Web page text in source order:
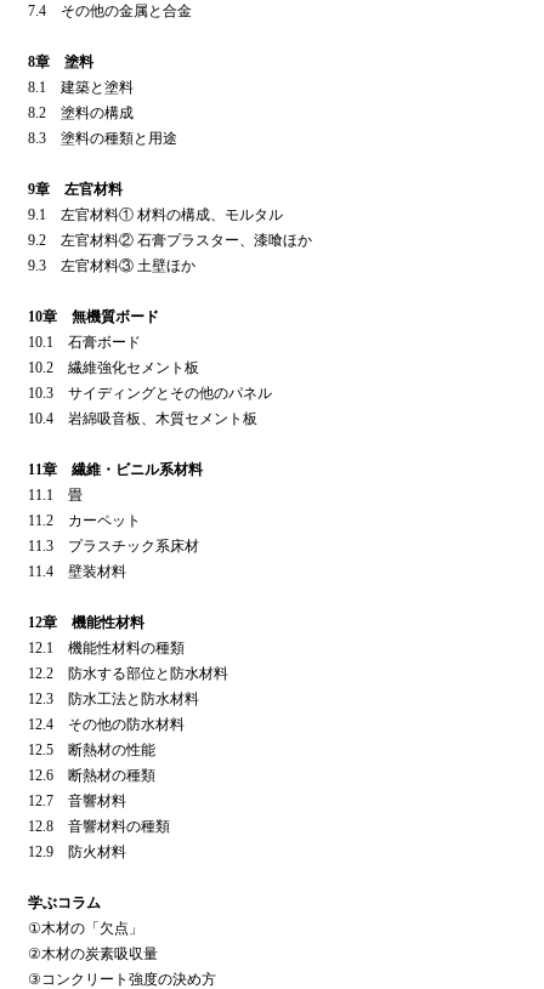
7.4 その他の金属と合金
8章 塗料
8.1 建築と塗料
8.2 塗料の構成
8.3 塗料の種類と用途
9章 左官材料
9.1 左官材料① 材料の構成、モルタル
9.2 左官材料② 石膏プラスター、漆喰ほか
9.3 左官材料③ 土壁ほか
10章 無機質ボード
10.1 石膏ボード
10.2 繊維強化セメント板
10.3 サイディングとその他のパネル
10.4 岩綿吸音板、木質セメント板
11章 繊維・ビニル系材料
11.1 畳
11.2 カーペット
11.3 プラスチック系床材
11.4 壁装材料
12章 機能性材料
12.1 機能性材料の種類
12.2 防水する部位と防水材料
12.3 防水工法と防水材料
12.4 その他の防水材料
12.5 断熱材の性能
12.6 断熱材の種類
12.7 音響材料
12.8 音響材料の種類
12.9 防火材料
学ぶコラム
①木材の「欠点」
②木材の炭素吸収量
③コンクリート強度の決め方